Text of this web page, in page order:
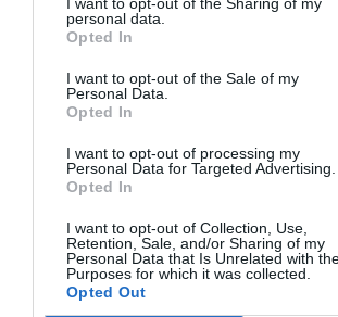
personal data.
Opted In
I want to opt-out of the Sale of my
Personal Data.
Opted In
I want to opt-out of processing my
Personal Data for Targeted Advertising.
Opted In
I want to opt-out of Collection, Use,
Retention, Sale, and/or Sharing of my
Personal Data that Is Unrelated with
Purposes for which it was collected.
Opted Out
Więcej
informacji
Deklarowana waga jest wagą minimalną i może różnić
konfiguracji oraz zmian występujących w procesie
INFORMACJE HANDLOWE
Kod producenta SP064GBUF3B21V1K
producenta
Nazwa firmy: Silicon Power
Communications Inc.